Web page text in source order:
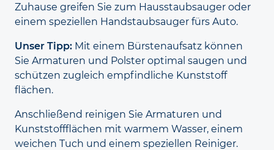
Zuhause greifen Sie zum Hausstaubsauger oder
einem speziellen Handstaubsauger fürs Auto.
Unser Tipp: Mit einem Bürstenaufsatz können
Sie Armaturen und Polster optimal saugen und
schützen zugleich empfindliche Kunststoff
flächen.
Anschließend reinigen Sie Armaturen und
Kunststoffflächen mit warmem Wasser, einem
weichen Tuch und einem speziellen Reiniger.